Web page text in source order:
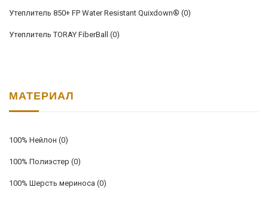
Утеплитель 850+ FP Water Resistant Quixdown® (0)
Утеплитель TORAY FiberBall (0)
МАТЕРИАЛ
100% Нейлон (0)
100% Полиэстер (0)
100% Шерсть мериноса (0)